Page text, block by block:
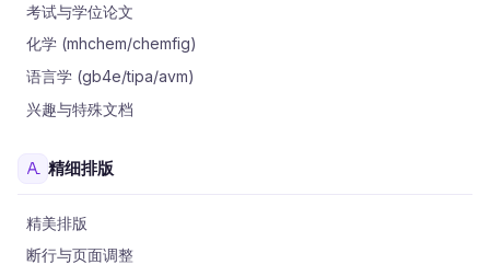
考试与学位论文
化学 (mhchem/chemfig)
语言学 (gb4e/tipa/avm)
兴趣与特殊文档
精细排版
精美排版
断行与页面调整